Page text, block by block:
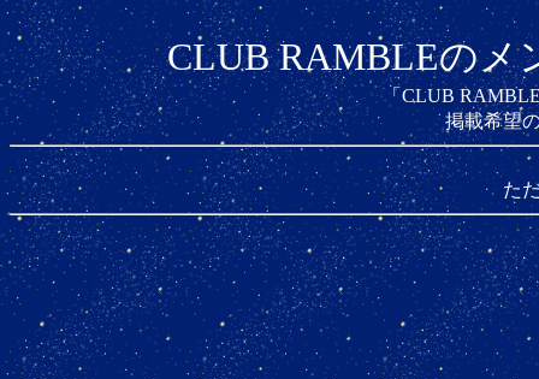
CLUB RAMBLEのメ
「CLUB
掲載希望
た